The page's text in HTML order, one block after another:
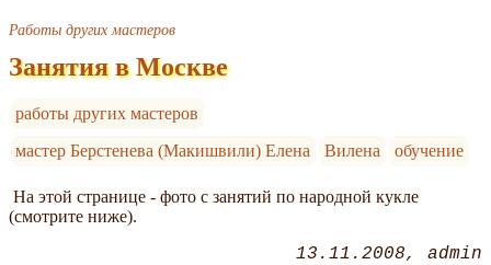
Работы других мастеров
Занятия в Москве
работы других мастеров
мастер Берстенева (Макишвили) Елена
Вилена обучение
На этой странице - фото с занятий по народной кукле
(смотрите ниже).
13.11.2008 admin